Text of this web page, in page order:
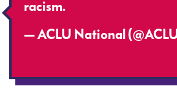
racism.
— ACLU National